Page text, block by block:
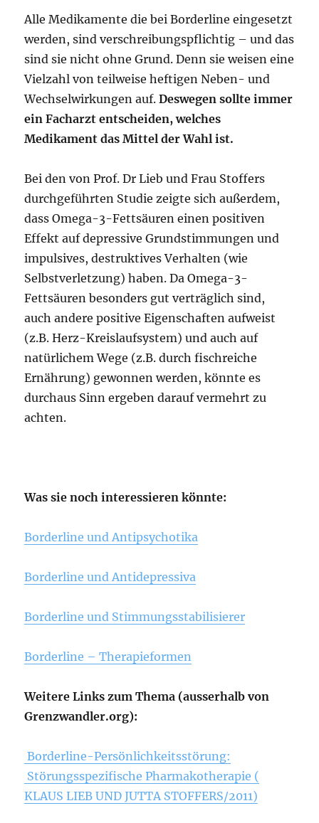
Alle Medikamente die bei Borderline eingesetzt
werden, sind verschreibungspflichtig – und das
sind sie nicht ohne Grund. Denn sie weisen eine
Vielzahl von teilweise heftigen Neben- und
Wechselwirkungen auf.Deswegen sollte immer
ein Facharzt entscheiden, welches
Medikament das Mittel der Wahl ist.
Bei den von Prof. Dr Lieb und Frau Stoffers
durchgeführten Studie zeigte sich außerdem,
dass Omega-3-Fettsäuren einen positiven
Effekt auf depressive Grundstimmungen und
impulsives, destruktives Verhalten (wie
Selbstverletzung) haben. Da Omega-3-
Fettsäuren besonders gut verträglich sind,
auch andere positive Eigenschaften aufweist
(z.B. Herz-Kreislaufsystem) und auch auf
natürlichem Wege (z.B. durch fischreiche
Ernährung) gewonnen werden, könnte es
durchaus Sinn ergeben darauf vermehrt zu
achten.
Was sie noch interessieren könnte:
Borderline und Antipsychotika
Borderline und Antidepressiva
Borderline und Stimmungsstabilisierer
Borderline – Therapieformen
Weitere Links zum Thema (ausserhalb von
Grenzwandler.org):
Borderline-Persönlichkeitsstörung:
Störungsspezifische Pharmakotherapie (
KLAUS LIEB UND JUTTA STOFFERS/2011)